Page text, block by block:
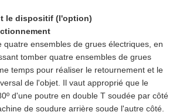
le dispositif (l'option)
quatre ensembles de grues électriques, en
tomber quatre ensembles de grues
temps pour réaliser le retournement et le
de l'objet. Il vaut approprié que le
d'une poutre en double T soudée par côté
de soudure arrière soude l'autre côté.